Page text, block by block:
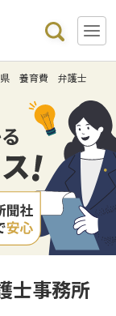
県 養育費 弁護士
士事務所